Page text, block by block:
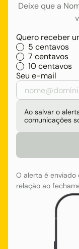
Deixe que a
Quero receber
5 centavos
7 centavos
10 centavos
Seu e-mail
Ao salvar o
comunicações
O alerta é
relação ao